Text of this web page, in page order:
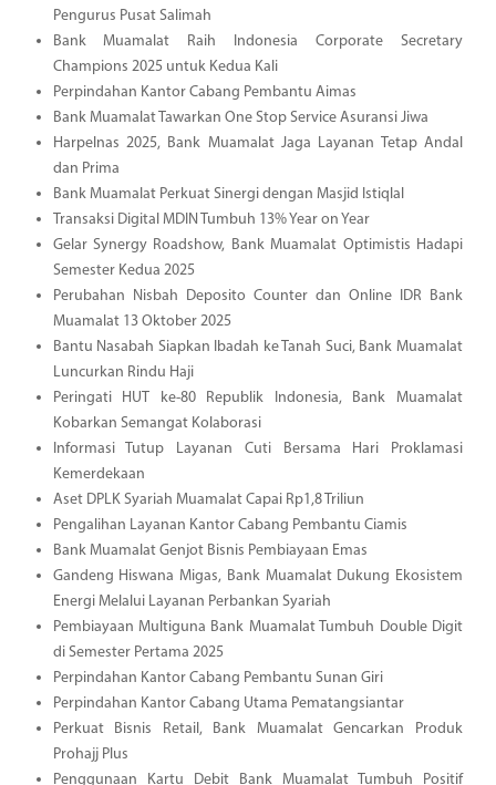
Pengurus Pusat Salimah
Bank Muamalat Raih Indonesia Corporate Secretary
Champions 2025 untuk Kedua Kali
Perpindahan Kantor Cabang Pembantu Aimas
Bank Muamalat Tawarkan One Stop Service Asuransi Jiwa
Harpelnas 2025, Bank Muamalat Jaga Layanan Tetap Andal
dan Prima
Bank Muamalat Perkuat Sinergi dengan Masjid Istiqlal
Transaksi Digital MDIN Tumbuh 13% Year on Year
Gelar Synergy Roadshow, Bank Muamalat Optimistis Hadapi
Semester Kedua 2025
Perubahan Nisbah Deposito Counter dan Online IDR Bank
Muamalat 13 Oktober 2025
Bantu Nasabah Siapkan Ibadah ke Tanah Suci, Bank Muamalat
Luncurkan Rindu Haji
Peringati HUT ke-80 Republik Indonesia, Bank Muamalat
Kobarkan Semangat Kolaborasi
Informasi Tutup Layanan Cuti Bersama Hari Proklamasi
Kemerdekaan
Aset DPLK Syariah Muamalat Capai Rp1,8 Triliun
Pengalihan Layanan Kantor Cabang Pembantu Ciamis
Bank Muamalat Genjot Bisnis Pembiayaan Emas
Gandeng Hiswana Migas, Bank Muamalat Dukung Ekosistem
Energi Melalui Layanan Perbankan Syariah
Pembiayaan Multiguna Bank Muamalat Tumbuh Double Digit
di Semester Pertama 2025
Perpindahan Kantor Cabang Pembantu Sunan Giri
Perpindahan Kantor Cabang Utama Pematangsiantar
Perkuat Bisnis Retail, Bank Muamalat Gencarkan Produk
Prohajj Plus
Penggunaan Kartu Debit Bank Muamalat Tumbuh Positif